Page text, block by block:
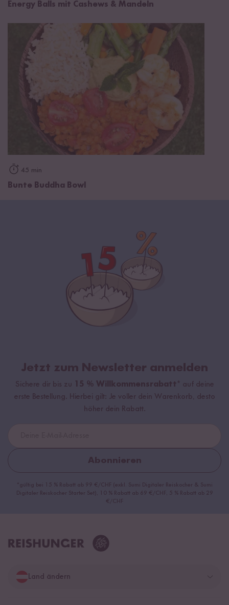
Energy Balls mit Cashews & Mandeln
45 min
Bunte Buddha Bowl
Jetzt zum Newsletter anmelden
Sichere dir bis zu 15 % Willkommensrabatt* auf deine
erste Bestellung. Hierbei gilt: Je voller dein Warenkorb, desto
höher dein Rabatt.
Abonnieren
*gültig bei 15 % Rabatt ab 99 €/CHF (exkl. Sumi Digitaler Reiskocher & Sumi
Digitaler Reiskocher Starter Set), 10 % Rabatt ab 69 €/CHF, 5 % Rabatt ab 29
€/CHF
Land ändern